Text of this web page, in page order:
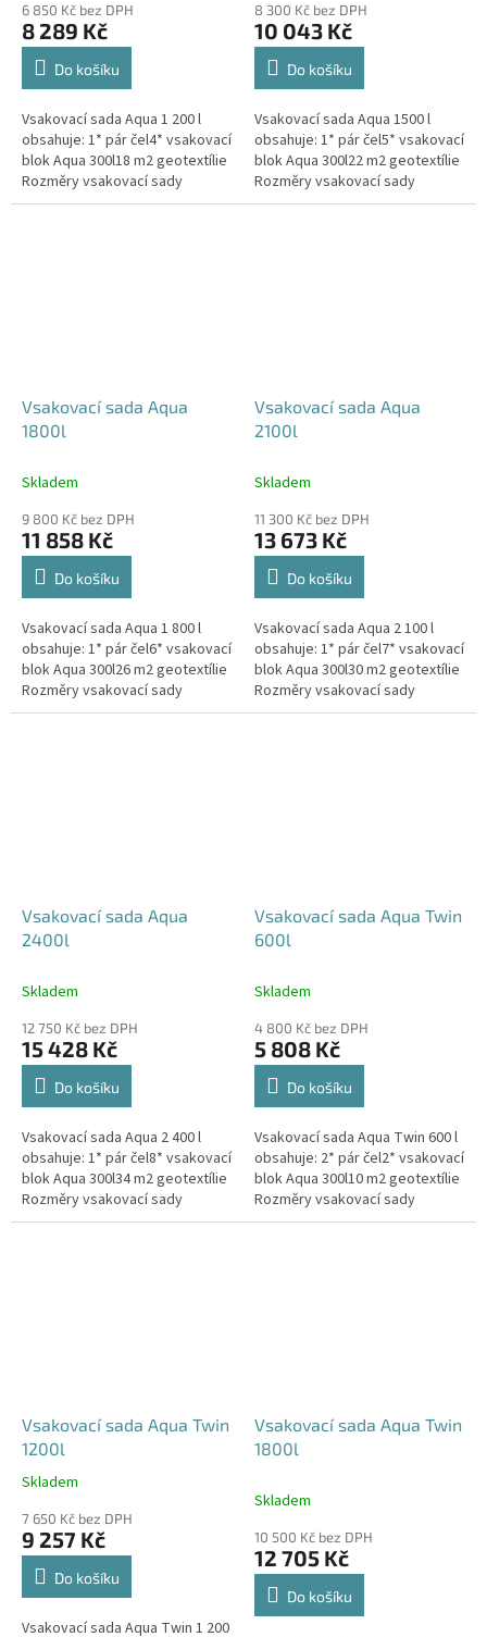
6 850 Kč bez DPH
8 289 Kč
Do košíku
Vsakovací sada Aqua 1 200 l
obsahuje: 1* pár čel4* vsakovací
blok Aqua 300l18 m2 geotextílie
Rozměry vsakovací sady
480x80x52 cm Nosnost bloků až
8 300 Kč bez DPH
10 043 Kč
Do košíku
Vsakovací sada Aqua 1500 l
obsahuje: 1* pár čel5* vsakovací
blok Aqua 300l22 m2 geotextílie
Rozměry vsakovací sady
600x80x52 cm Nosnost bloků až
Vsakovací sada Aqua
1800l
Skladem
9 800 Kč bez DPH
11 858 Kč
Do košíku
Vsakovací sada Aqua 1 800 l
obsahuje: 1* pár čel6* vsakovací
blok Aqua 300l26 m2 geotextílie
Rozměry vsakovací sady
720x80x52 cm Nosnost bloků až
Vsakovací sada Aqua
2100l
Skladem
11 300 Kč bez DPH
13 673 Kč
Do košíku
Vsakovací sada Aqua 2 100 l
obsahuje: 1* pár čel7* vsakovací
blok Aqua 300l30 m2 geotextílie
Rozměry vsakovací sady
840x80x52 cm Nosnost bloků až
Vsakovací sada Aqua
2400l
Skladem
12 750 Kč bez DPH
15 428 Kč
Do košíku
Vsakovací sada Aqua 2 400 l
obsahuje: 1* pár čel8* vsakovací
blok Aqua 300l34 m2 geotextílie
Rozměry vsakovací sady
960x80x52 cm Nosnost bloků až
Vsakovací sada Aqua Twin
600l
Skladem
4 800 Kč bez DPH
5 808 Kč
Do košíku
Vsakovací sada Aqua Twin 600 l
obsahuje: 2* pár čel2* vsakovací
blok Aqua 300l10 m2 geotextílie
Rozměry vsakovací sady
120x80x104 cm Nosnost bloků
Vsakovací sada Aqua Twin
1200l
Průměrné
produktu
je
5,0
hvězdiček.
Skladem
7 650 Kč bez DPH
9 257 Kč
Do košíku
Vsakovací sada Aqua Twin 1 200
Vsakovací sada Aqua Twin
1800l
Skladem
10 500 Kč bez DPH
12 705 Kč
Do košíku